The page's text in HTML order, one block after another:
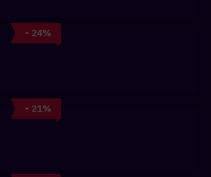
- 24%
- 21%